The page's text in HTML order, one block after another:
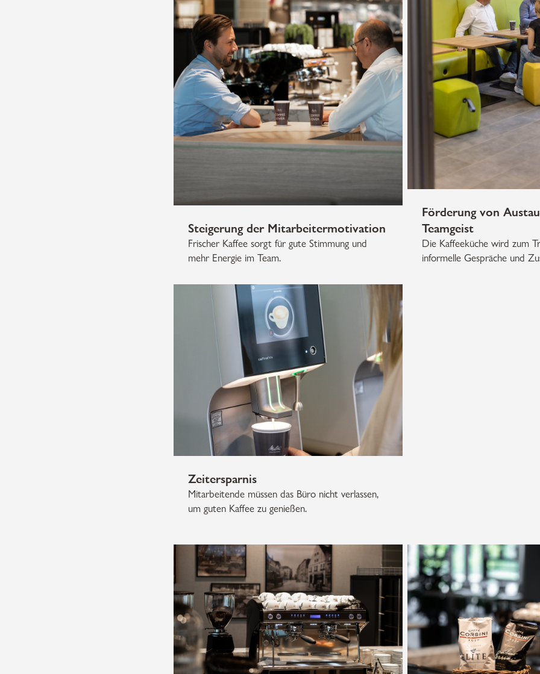
Steigerung der Mitarbeitermotivation
Frischer Kaffee sorgt für gute Stimmung und
mehr Energie im Team.
Förderung von
Teamgeist
Die Kaffeeküche wird zum
informelle Gespräche und
Zeitersparnis
Mitarbeitende müssen das Büro nicht verlassen,
um guten Kaffee zu genießen.